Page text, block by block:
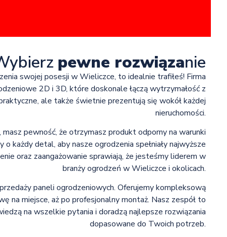
pewne rozwiązanie
swojej posesji w Wieliczce, to idealnie trafiłeś! Firma
2D i 3D, które doskonale łączą wytrzymałość z
ale także świetnie prezentują się wokół każdej
nieruchomości.
pewność, że otrzymasz produkt odporny na warunki
każdy detal, aby nasze ogrodzenia spełniały najwyższe
oraz zaangażowanie sprawiają, że jesteśmy liderem w
branży ogrodzeń w Wieliczce i okolicach.
paneli ogrodzeniowych. Oferujemy kompleksową
na miejsce, aż po profesjonalny montaż. Nasz zespół to
na wszelkie pytania i doradzą najlepsze rozwiązania
dopasowane do Twoich potrzeb.